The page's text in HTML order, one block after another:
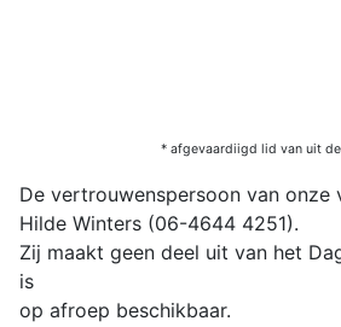
* afgevaardiigd lid van uit de
De vertrouwenspersoon van onze
Hilde Winters (06-4644 4251).
Zij maakt geen deel uit van het
is
op afroep beschikbaar.